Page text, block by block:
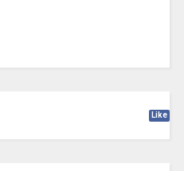
Like